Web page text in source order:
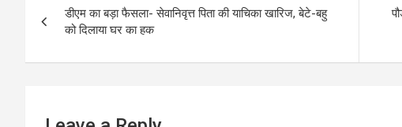
o
o
k
A
p
p
navigation
डीएम का बड़ा फैसला- सेवानिवृत्त पिता की याचिका खारिज, बेटे-बहु
को दिलाया घर का हक